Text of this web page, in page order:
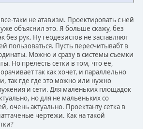
таки не атавизм. Проектировать с ней
объяснил это. Я больше скажу, без
без рук. Ну геодезистов не заставляют
пользоваться. Пусть пересчитывабт в
Можно и сразу в системы съемки
Но прелесть сетки в том, что ее,
так как хочет, и параллельно
так где где это можно или нужно
и сети. Для маленьких площадок
но для не мальеньких со
очень актуально. Проектанту сетка в
чертежи. Как на такой